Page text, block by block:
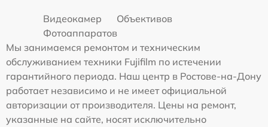
Видеокамер
Объективов
Фотоаппаратов
Мы занимаемся ремонтом и техническим
обслуживанием техники Fujifilm по истечении
гарантийного периода. Наш центр в Ростове-на-Дону
работает независимо и не имеет официальной
авторизации от производителя. Цены на ремонт,
указанные на сайте, носят исключительно